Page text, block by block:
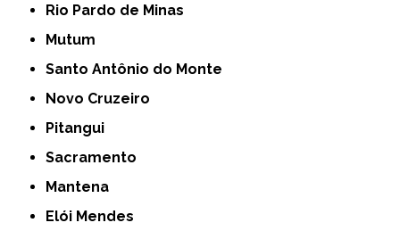
Rio Pardo de Minas
Mutum
Santo Antônio do Monte
Novo Cruzeiro
Pitangui
Sacramento
Mantena
Elói Mendes